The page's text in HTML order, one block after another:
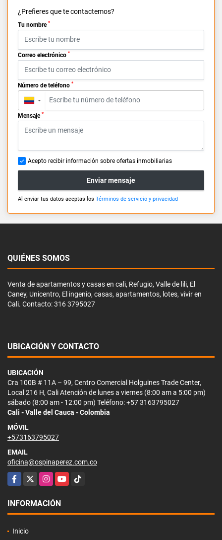
¿Prefieres que te contactemos?
Tu nombre *
Correo electrónico *
Número de teléfono *
▼
Mensaje *
Acepto recibir información sobre ofertas inmobiliarias
Enviar mensaje
Al enviar tus datos aceptas los Términos de servicio y privacidad
QUIÉNES SOMOS
Venta de apartamentos y casas en cali, Refugio, Valle de lili, El
Caney, Unicentro, El ingenio, casas, apartamentos, lotes, vivir en
Cali. Contacto: 316 3795027
UBICACIÓN Y CONTACTO
UBICACIÓN
Cra 100B # 11A – 99, Centro Comercial Holguines Trade Center,
Local 216 H, Cali Atención de lunes a viernes (8:00 am a 5:00 pm)
sábado (8:00 am - 12:00 pm) Teléfono: +57 3163795027
Cali - Valle del Cauca - Colombia
MÓVIL
+573163795027
EMAIL
oficina@ospinaperez.com.co
Facebook
X InstagramYouTubeTikTok
INFORMACIÓN
Inicio